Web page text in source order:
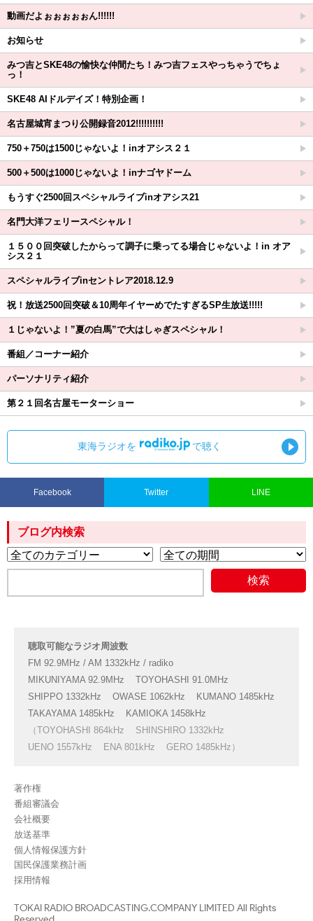
動画だよぉぉぉぉぉん!!!!!!
お知らせ
みつ吉とSKE48の愉快な仲間たち！みつ吉フェスやっちゃうでちょ
っ！
SKE48 AIドルデイズ！特別企画！
名古屋城宵まつり公開録音2012!!!!!!!!!!
750＋750は1500じゃないよ！inオアシス２１
500＋500は1000じゃないよ！inナゴヤドーム
もうすぐ2500回スペシャルライブinオアシス21
名門大洋フェリースペシャル！
１５００回突破したからって調子に乗ってる場合じゃないよ！in オア
シス２１
スペシャルライブinセントレア2018.12.9
祝！放送2500回突破＆10周年イヤーめでたすぎるSP生放送!!!!!
１じゃないよ！”夏の白馬”で大はしゃぎスペシャル！
番組／コーナー紹介
パーソナリティ紹介
第２１回名古屋モーターショー
東海ラジオを で聴く
Facebook Twitter LINE
ブログ内検索
聴取可能なラジオ周波数
FM 92.9MHz / AM 1332kHz / radiko
MIKUNIYAMA 92.9MHz
TOYOHASHI 91.0MHz
SHIPPO 1332kHz
OWASE 1062kHz
KUMANO 1485kHz
TAKAYAMA 1485kHz
KAMIOKA 1458kHz
（TOYOHASHI 864kHz
SHINSHIRO 1332kHz
UENO 1557kHz
ENA 801kHz GERO 1485kHz）
著作権
番組審議会
会社概要
放送基準
個人情報保護方針
国民保護業務計画
採用情報
TOKAI RADIO BROADCASTING.COMPANY LIMITED All Rights